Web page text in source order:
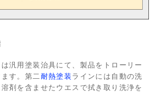
汎用塗装治具にて、製品をトローリー
す。第二 耐熱塗装ラインには自動の洗
剤を含ませたウエスで拭き取り洗浄を